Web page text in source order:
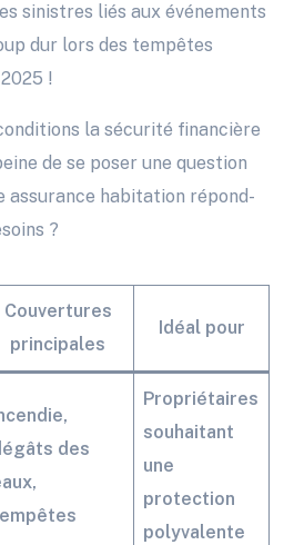
sinistres liés aux événements
dur lors des tempêtes
!
la sécurité financière
de se poser une question
assurance habitation répond-
?
Couvertures
principales
Idéal pour
des
Propriétaires
souhaitant
une
protection
polyvalente